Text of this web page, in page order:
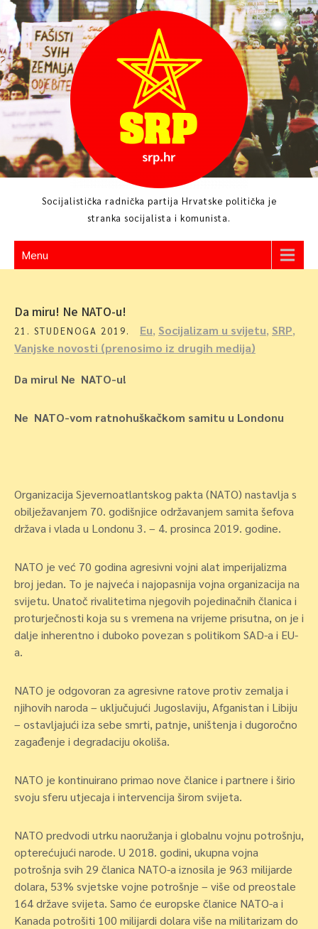
Skip
to
content
Socijalistička radnička partija Hrvatske politička je
stranka socijalista i komunista.
Menu
Da miru! Ne NATO-u!
21. STUDENOGA 2019. Eu, Socijalizam u svijetu, SRP,
Vanjske novosti (prenosimo iz drugih medija)
Da miru! Ne NATO-u!
Ne NATO-vom ratnohuškačkom samitu u Londonu
Organizacija Sjevernoatlantskog pakta (NATO) nastavlja s
obilježavanjem 70. godišnjice održavanjem samita šefova
država i vlada u Londonu 3. – 4. prosinca 2019. godine.
NATO je već 70 godina agresivni vojni alat imperijalizma
broj jedan. To je najveća i najopasnija vojna organizacija na
svijetu. Unatoč rivalitetima njegovih pojedinačnih članica i
proturječnosti koja su s vremena na vrijeme prisutna, on je i
dalje inherentno i duboko povezan s politikom SAD-a i EU-
a.
NATO je odgovoran za agresivne ratove protiv zemalja i
njihovih naroda – uključujući Jugoslaviju, Afganistan i Libiju
– ostavljajući iza sebe smrti, patnje, uništenja i dugoročno
zagađenje i degradaciju okoliša.
NATO je kontinuirano primao nove članice i partnere i širio
svoju sferu utjecaja i intervencija širom svijeta.
NATO predvodi utrku naoružanja i globalnu vojnu potrošnju,
opterećujući narode. U 2018. godini, ukupna vojna
potrošnja svih 29 članica NATO-a iznosila je 963 milijarde
dolara, 53% svjetske vojne potrošnje – više od preostale
164 države svijeta. Samo će europske članice NATO-a i
Kanada potrošiti 100 milijardi dolara više na militarizam do